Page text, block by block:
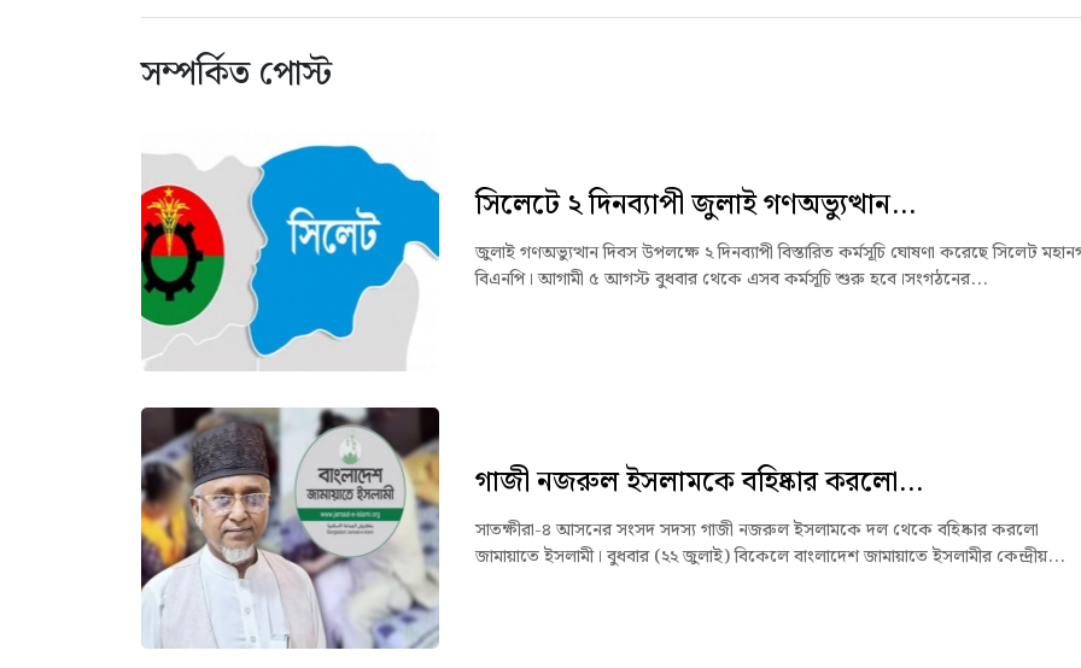
সম্পর্কিত পোস্ট
সিলেটে ২ দিনব্যাপী জুলাই গণঅভ্যুত্থান...
জুলাই গণঅভ্যুত্থান দিবস উপলক্ষে ২ দিনব্যাপী বিস্তারিত কর্মসূচি ঘোষণা করেছে সিলেট
বিএনপি। আগামী ৫ আগস্ট বুধবার থেকে এসব কর্মসূচি শুরু হবে।সংগঠনের...
গাজী নজরুল ইসলামকে বহিষ্কার করলো...
সাতক্ষীরা-৪ আসনের সংসদ সদস্য গাজী নজরুল ইসলামকে দল থেকে বহিষ্কার করলো
জামায়াতে ইসলামী। বুধবার (২২ জুলাই) বিকেলে বাংলাদেশ জামায়াতে ইসলামীর কেন্দ্রীয়...